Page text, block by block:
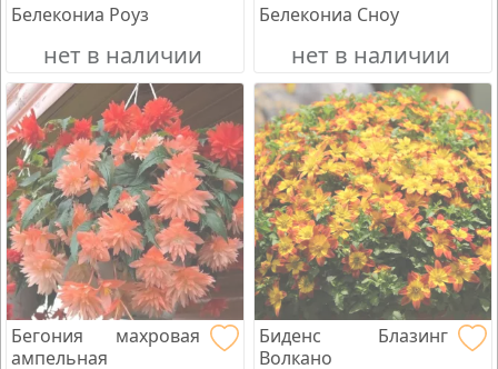
Белекониа Роуз
нет в наличии
Белекониа Сноу
нет в наличии
Бегония махровая
ампельная
Биденс Блазинг
Волкано